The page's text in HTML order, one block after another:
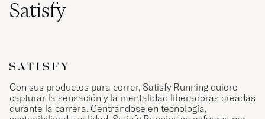
Satisfy
Con sus productos para correr, Satisfy Running quiere
capturar la sensación y la mentalidad liberadoras creadas
durante la carrera. Centrándose en tecnología,